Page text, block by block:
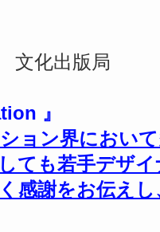
文化出版局
』
ョン界におい
ても若手デザ
感謝をお伝え